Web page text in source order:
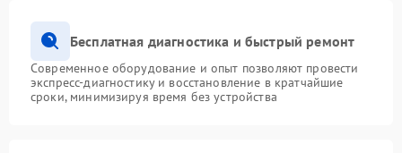
Бесплатная диагностика и быстрый ремонт
Современное оборудование и опыт позволяют провести
экспресс-диагностику и восстановление в кратчайшие
сроки, минимизируя время без устройства